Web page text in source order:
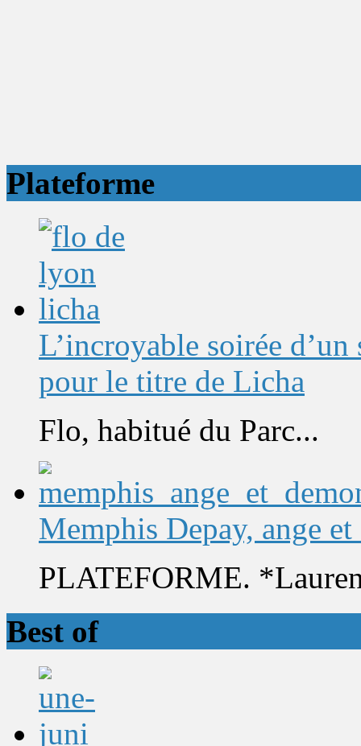
Plateforme
L’incroyable soirée
pour le titre de Licha
Flo, habitué du Parc...
Memphis Depay, ange et
PLATEFORME.
Best of